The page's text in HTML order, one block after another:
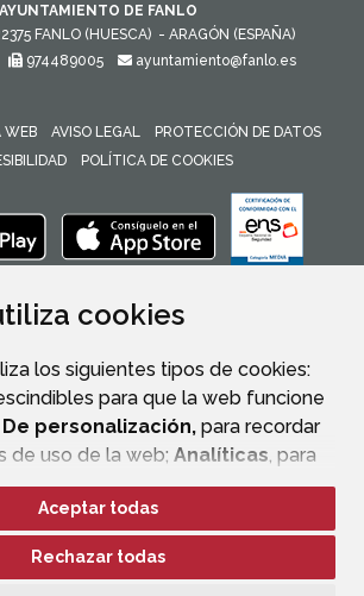
cookies
los siguientes tipos de cookies:
para que la web funcione
De personalización, para recordar
de uso de la web; Analíticas, para
de la web y sus servicios.
el botón“Aceptar todas”
acepta su uso. Si pulsa el botón
Aceptar todas
Rechazar todas
AYUNTAMIENTO DE FANLO
FANLO (HUESCA) - ARAGÓN (ESPAÑA)
974489005 ayuntamiento@fanlo.es
WEB AVISO LEGAL
PROTECCIÓN DE DATOS
POLÍTICA DE COOKIES